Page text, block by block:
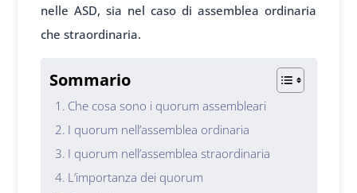
nelle ASD, sia nel caso di assemblea ordinaria
che straordinaria.
Sommario
Che cosa sono i quorum assembleari
I quorum nell’assemblea ordinaria
I quorum nell’assemblea straordinaria
L’importanza dei quorum